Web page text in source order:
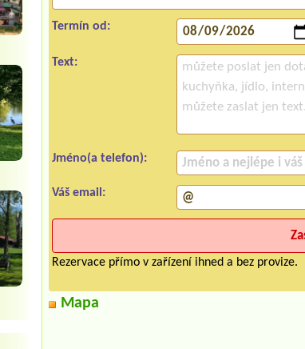
Termín od:
Text:
Jméno(a telefon):
Váš email:
Rezervace přímo v zařízení ihned a bez provize.
Mapa